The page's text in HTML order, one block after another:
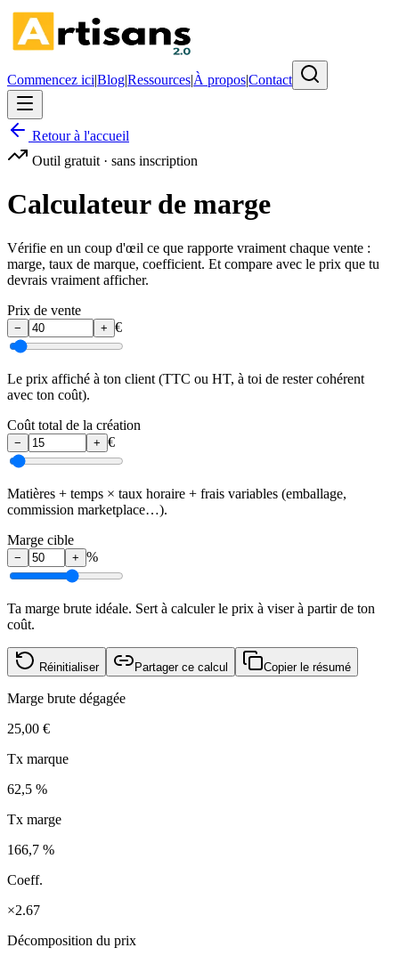
Commencez ici|Blog|Ressources|À propos|Contact
Retour à l'accueil
Outil gratuit · sans inscription
Calculateur de marge
Vérifie en un coup d'œil ce que rapporte vraiment chaque vente :
marge, taux de marque, coefficient. Et compare avec le prix que tu
devrais vraiment afficher.
Prix de vente
− + €
Le prix affiché à ton client (TTC ou HT, à toi de rester cohérent
avec ton coût).
Coût total de la création
− + €
Matières + temps × taux horaire + frais variables (emballage,
commission marketplace…).
Marge cible
− + %
Ta marge brute idéale. Sert à calculer le prix à viser à partir de ton
coût.
Réinitialiser Partager ce calcul Copier le résumé
Marge brute dégagée
25,00 €
Tx marque
62,5 %
Tx marge
166,7 %
Coeff.
×2.67
Décomposition du prix